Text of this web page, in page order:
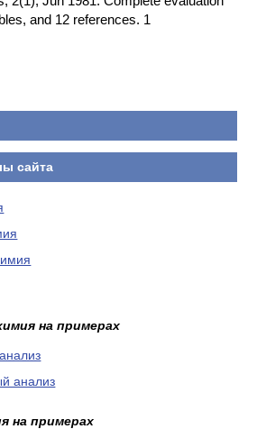
and 12 references. 1
сайта
на примерах
анализ
на примерах